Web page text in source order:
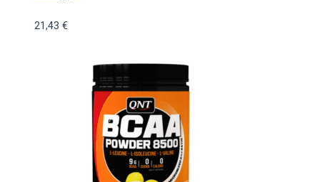
21,43 €